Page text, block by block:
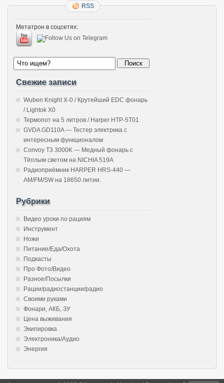
RSS
Метатрон в соцсетях:
Свежие записи
Wuben Knight X-0 / Крутейший EDC фонарь
/ Lightok X0
Термопот на 5 литров / Harper HTP-5T01
GVDA GD110A — Тестер электрика с
интересным функционалом
Convoy T3 3000K — Медный фонарь с
Тёплым светом на NICHIA 519A
Радиоприёмник HARPER HRS-440 —
AM/FM/SW на 18650 литии.
Рубрики
Видео уроки по рациям
Инструмент
Ножи
Питание/Еда/Охота
Подкасты
Про Фото/Видео
Разное/Посылки
Рации/радиостанции/радио
Своими руками
Фонари, АКБ, ЗУ
Цена выживания
Экипировка
Электроника/Аудио
Энергия